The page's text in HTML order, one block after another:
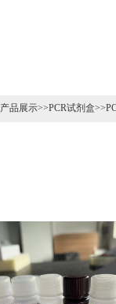
产品展示>>PCR试剂盒>>